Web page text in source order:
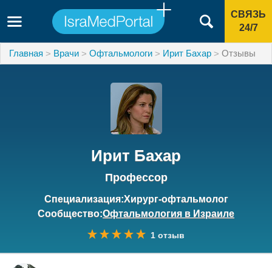
СВЯЗЬ
24/7
Главная Врачи Офтальмологи Ирит Бахар Отзывы
Ирит Бахар
Профессор
Специализация:Хирург-офтальмолог
Сообщество:Офтальмология в Израиле
1 отзыв